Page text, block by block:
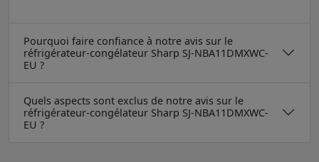
Pourquoi faire confiance à notre avis sur le
réfrigérateur-congélateur Sharp SJ-NBA11DMXWC-
EU ?
Quels aspects sont exclus de notre avis sur le
réfrigérateur-congélateur Sharp SJ-NBA11DMXWC-
EU ?